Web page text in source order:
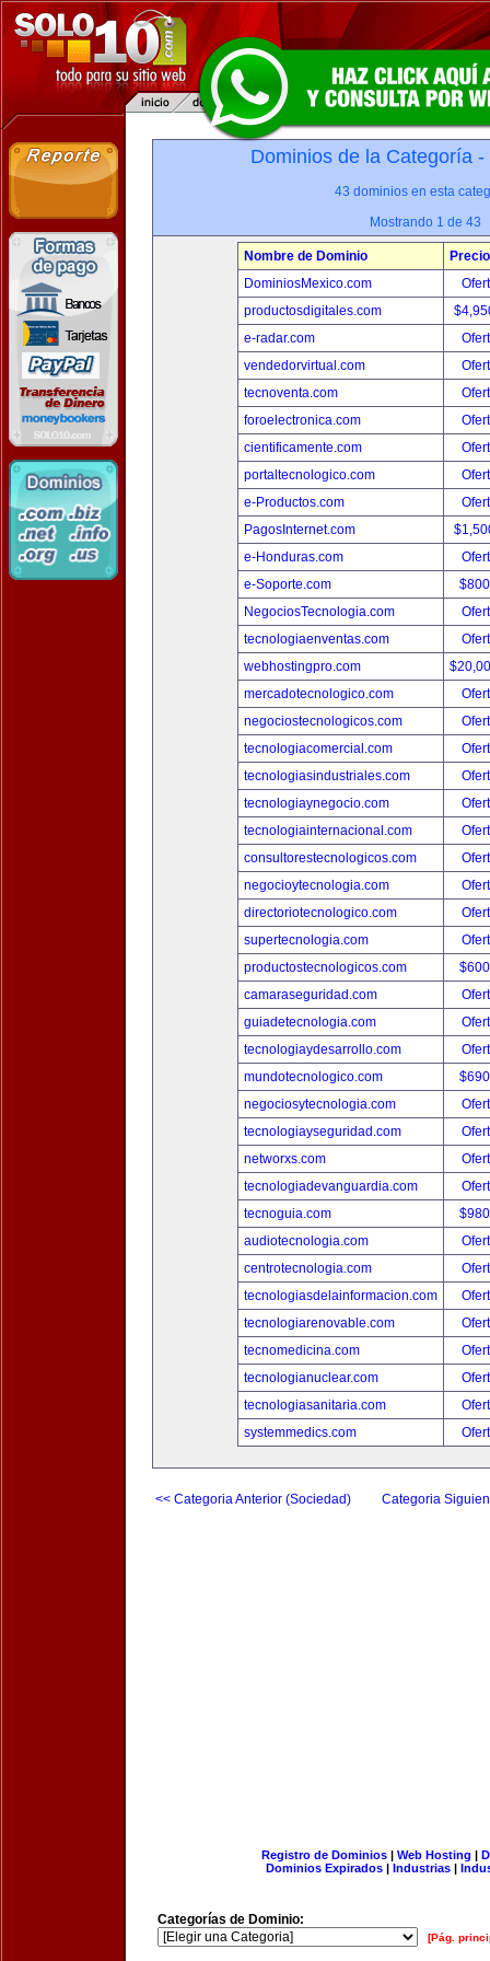
Dominios de la Categoría -
43 dominios en esta
Mostrando 1 de 43
Nombre de Dominio
Precio
DominiosMexico.com
productosdigitales.com
e-radar.com
vendedorvirtual.com
tecnoventa.com
foroelectronica.com
cientificamente.com
portaltecnologico.com
e-Productos.com
PagosInternet.com
e-Honduras.com
e-Soporte.com
NegociosTecnologia.com
tecnologiaenventas.com
webhostingpro.com
mercadotecnologico.com
negociostecnologicos.com
tecnologiacomercial.com
tecnologiasindustriales.com
tecnologiaynegocio.com
tecnologiainternacional.com
consultorestecnologicos.com
negocioytecnologia.com
directoriotecnologico.com
supertecnologia.com
productostecnologicos.com
camaraseguridad.com
guiadetecnologia.com
tecnologiaydesarrollo.com
mundotecnologico.com
negociosytecnologia.com
tecnologiayseguridad.com
networxs.com
tecnologiadevanguardia.com
tecnoguia.com
audiotecnologia.com
centrotecnologia.com
tecnologiasdelainformacion.com
tecnologiarenovable.com
tecnomedicina.com
tecnologianuclear.com
tecnologiasanitaria.com
systemmedics.com
<< Categoria Anterior (Sociedad) Categoria
Registro de Dominios| Web Hosting |
Dominios Expirados | Industrias |
Categorías de Dominio:
[Pág.